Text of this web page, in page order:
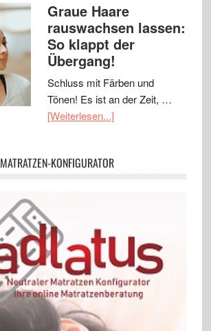
Graue Haare
rauswachsen lassen:
So klappt der
Übergang!
Schluss mit Färben und
Tönen! Es ist an der Zeit, …
[Weiterlesen...]
MATRATZEN-KONFIGURATOR